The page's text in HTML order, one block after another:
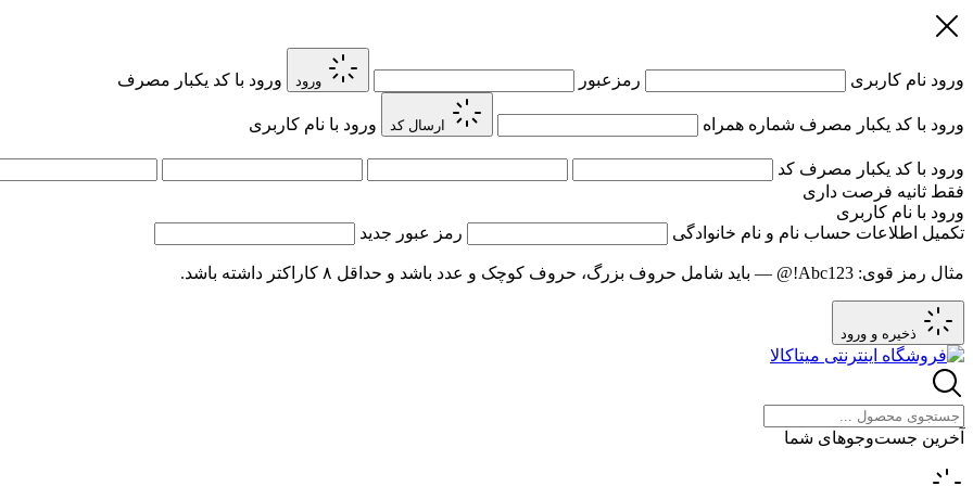
ورود نام کاربری رمزعبور ورود ورود با کد یکبار مصرف
ورود با کد یکبار مصرف شماره همراه ارسال کد ورود با نام کاربری
ورود با کد یکبار مصرف کد
فقط ثانیه فرصت داری
ورود با نام کاربری
تکمیل اطلاعات حساب نام و نام خانوادگی رمز عبور جدید
مثال رمز قوی: Abc123!@ — باید شامل حروف بزرگ، حروف کوچک و عدد باشد و حداقل ۸ کاراکتر داشته باشد.
ذخیره و ورود
آخرین جست‌وجوهای شما